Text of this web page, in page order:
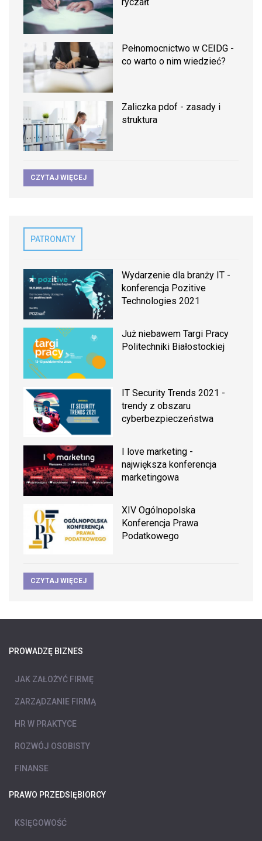
ryczałt
Pełnomocnictwo w CEIDG -
co warto o nim wiedzieć?
Zaliczka pdof - zasady i
struktura
CZYTAJ WIĘCEJ
PATRONATY
Wydarzenie dla branży IT -
konferencja Pozitive
Technologies 2021
Już niebawem Targi Pracy
Politechniki Białostockiej
IT Security Trends 2021 -
trendy z obszaru
cyberbezpieczeństwa
I love marketing -
największa konferencja
marketingowa
XIV Ogólnopolska
Konferencja Prawa
Podatkowego
CZYTAJ WIĘCEJ
PROWADZĘ BIZNES
JAK ZAŁOŻYĆ FIRMĘ
ZARZĄDZANIE FIRMĄ
HR W PRAKTYCE
ROZWÓJ OSOBISTY
FINANSE
PRAWO PRZEDSIĘBIORCY
KSIĘGOWOŚĆ